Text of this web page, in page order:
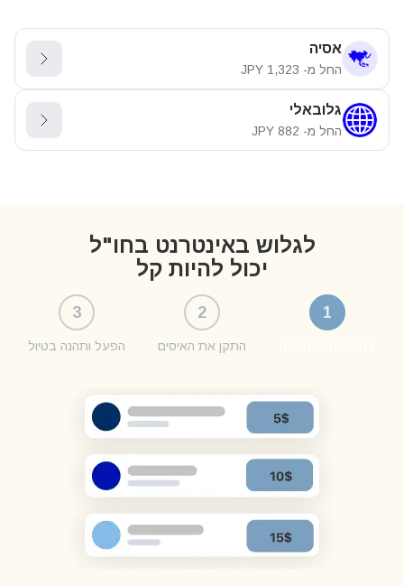
אסיה
החל מ- JPY 1,323
גלובאלי
החל מ- JPY 882
לגלוש באינטרנט בחו"ל
יכול להיות קל
1
2
התקן את האיסים
3
הפעל ותהנה בטיול